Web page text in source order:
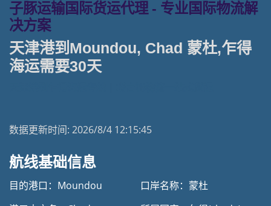
子豚运输国际货运代理 - 专业国际物流解
决方案
天津港到Moundou, Chad 蒙杜,乍得
海运需要30天
数据更新时间: 2026/8/4 12:15:45
航线基础信息
目的港口：Moundou
口岸名称：蒙杜